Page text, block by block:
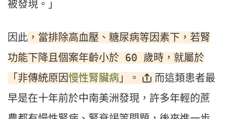
被發現。」
因此 ，當排除高血壓、糖尿病等因素下，若腎
功能下降且個案年齡小於 60 歲時，就屬於
「非傳統原因慢性腎臟病 」。
而這類患者最
早是在十年前於中南美洲發現，許多年輕的蔗